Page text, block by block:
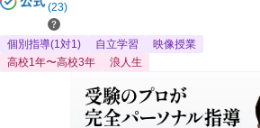
(23)
個別指導(1対1) 自立学習
映像授業
高校1年〜高校3年
浪人生